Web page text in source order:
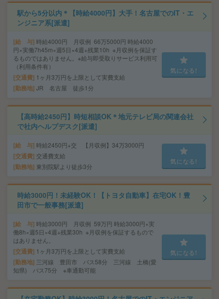
駅から5分以内＊【時給4000円】大手！名古屋でのIT・エ
ンジニア系[派遣]
給 与 時給4000円 月収例 66万5000円 時給4000
円×実働7h45m×週5日×4週+残業10h ※月収例を保証す
るものではありません。※給与即受取りサービス利用可
（利用条件有）
交通費 1ヶ月3万円を上限として実費支給
勤務地 JR 名古屋 徒歩1分
気になる!
【高時給2450円】時短相談OK＊地元テレビ局の関連会社
で社内ヘルプデスク[派遣]
給 与 時給2450円+交 【月収例】34万3000円
交通費 交通費支給
勤務地 東別院駅より徒歩3分
気になる!
時給3000円！未経験OK！【トヨタ自動車】在宅OK！豊
田市で一般事務[派遣]
給 与 時給3000円 月収例 59万円 時給3000円×実
働8h×週5日×4週+残業30h ※月収例を保証するもので
はありません。
交通費 1ヶ月3万円を上限として実費支給
勤務地 三河線 豊田市 バス58分 三河線 土橋(愛
知県) バス75分 ※車通勤可能
気になる!